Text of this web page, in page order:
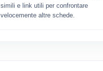
simili e link utili per confrontare
velocemente altre schede.